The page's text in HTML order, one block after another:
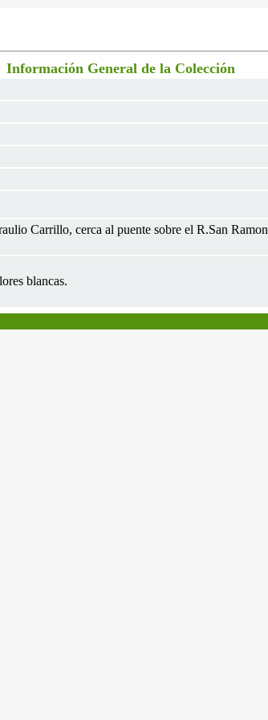
Información General de la Colección
Carrillo, cerca al puente sobre el R.San
blancas.